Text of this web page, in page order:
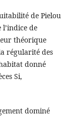
de Pielou
de
théorique
régularité des
donné
Si,
dominé